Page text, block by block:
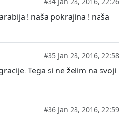
! naša pokrajina ! naša
#35 Jan 28, 2016, 22:58
Tega si ne želim na svoji
#36 Jan 28, 2016, 22:59